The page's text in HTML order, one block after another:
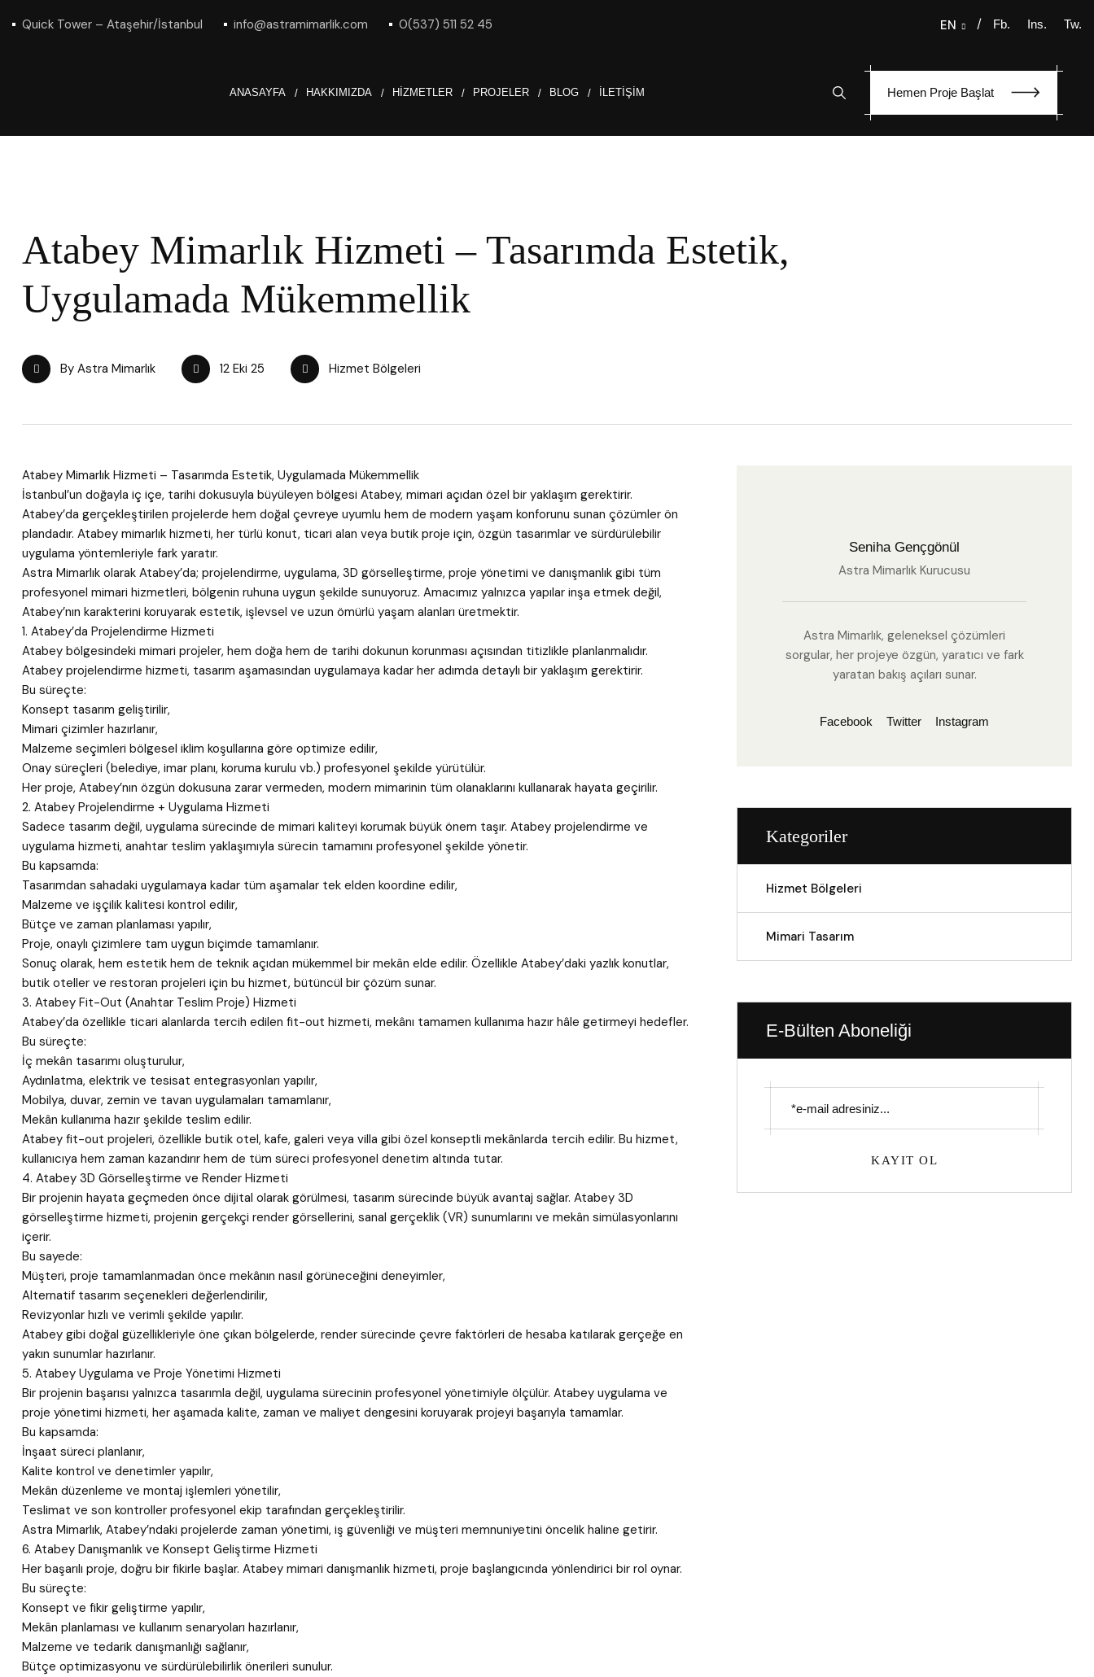
Quick Tower – Ataşehir/İstanbul info@astramimarlik.com 0(537) 511 52 45 EN / Fb. Ins. Tw.
ANASAYFA HAKKIMIZDA HIZMETLER PROJELER BLOG İLETIŞIM Hemen Proje Başlat
Atabey Mimarlık Hizmeti – Tasarımda Estetik,
Uygulamada Mükemmellik
By Astra Mimarlık 12 Eki 25 Hizmet Bölgeleri
Atabey Mimarlık Hizmeti – Tasarımda Estetik, Uygulamada Mükemmellik
İstanbul’un doğayla iç içe, tarihi dokusuyla büyüleyen bölgesi Atabey, mimari açıdan özel bir yaklaşım gerektirir.
Atabey’da gerçekleştirilen projelerde hem doğal çevreye uyumlu hem de modern yaşam konforunu sunan çözümler ön
plandadır. Atabey mimarlık hizmeti, her türlü konut, ticari alan veya butik proje için, özgün tasarımlar ve sürdürülebilir
uygulama yöntemleriyle fark yaratır.
Astra Mimarlık olarak Atabey’da; projelendirme, uygulama, 3D görselleştirme, proje yönetimi ve danışmanlık gibi tüm
profesyonel mimari hizmetleri, bölgenin ruhuna uygun şekilde sunuyoruz. Amacımız yalnızca yapılar inşa etmek değil,
Atabey’nın karakterini koruyarak estetik, işlevsel ve uzun ömürlü yaşam alanları üretmektir.
1. Atabey’da Projelendirme Hizmeti
Atabey bölgesindeki mimari projeler, hem doğa hem de tarihi dokunun korunması açısından titizlikle planlanmalıdır.
Atabey projelendirme hizmeti, tasarım aşamasından uygulamaya kadar her adımda detaylı bir yaklaşım gerektirir.
Bu süreçte:
Konsept tasarım geliştirilir,
Mimari çizimler hazırlanır,
Malzeme seçimleri bölgesel iklim koşullarına göre optimize edilir,
Onay süreçleri (belediye, imar planı, koruma kurulu vb.) profesyonel şekilde yürütülür.
Her proje, Atabey’nın özgün dokusuna zarar vermeden, modern mimarinin tüm olanaklarını kullanarak hayata geçirilir.
2. Atabey Projelendirme + Uygulama Hizmeti
Sadece tasarım değil, uygulama sürecinde de mimari kaliteyi korumak büyük önem taşır. Atabey projelendirme ve
uygulama hizmeti, anahtar teslim yaklaşımıyla sürecin tamamını profesyonel şekilde yönetir.
Bu kapsamda:
Tasarımdan sahadaki uygulamaya kadar tüm aşamalar tek elden koordine edilir,
Malzeme ve işçilik kalitesi kontrol edilir,
Bütçe ve zaman planlaması yapılır,
Proje, onaylı çizimlere tam uygun biçimde tamamlanır.
Sonuç olarak, hem estetik hem de teknik açıdan mükemmel bir mekân elde edilir. Özellikle Atabey’daki yazlık konutlar,
butik oteller ve restoran projeleri için bu hizmet, bütüncül bir çözüm sunar.
3. Atabey Fit-Out (Anahtar Teslim Proje) Hizmeti
Atabey’da özellikle ticari alanlarda tercih edilen fit-out hizmeti, mekânı tamamen kullanıma hazır hâle getirmeyi hedefler.
Bu süreçte:
İç mekân tasarımı oluşturulur,
Aydınlatma, elektrik ve tesisat entegrasyonları yapılır,
Mobilya, duvar, zemin ve tavan uygulamaları tamamlanır,
Mekân kullanıma hazır şekilde teslim edilir.
Atabey fit-out projeleri, özellikle butik otel, kafe, galeri veya villa gibi özel konseptli mekânlarda tercih edilir. Bu hizmet,
kullanıcıya hem zaman kazandırır hem de tüm süreci profesyonel denetim altında tutar.
4. Atabey 3D Görselleştirme ve Render Hizmeti
Bir projenin hayata geçmeden önce dijital olarak görülmesi, tasarım sürecinde büyük avantaj sağlar. Atabey 3D
görselleştirme hizmeti, projenin gerçekçi render görsellerini, sanal gerçeklik (VR) sunumlarını ve mekân simülasyonlarını
içerir.
Bu sayede:
Müşteri, proje tamamlanmadan önce mekânın nasıl görüneceğini deneyimler,
Alternatif tasarım seçenekleri değerlendirilir,
Revizyonlar hızlı ve verimli şekilde yapılır.
Atabey gibi doğal güzellikleriyle öne çıkan bölgelerde, render sürecinde çevre faktörleri de hesaba katılarak gerçeğe en
yakın sunumlar hazırlanır.
5. Atabey Uygulama ve Proje Yönetimi Hizmeti
Bir projenin başarısı yalnızca tasarımla değil, uygulama sürecinin profesyonel yönetimiyle ölçülür. Atabey uygulama ve
proje yönetimi hizmeti, her aşamada kalite, zaman ve maliyet dengesini koruyarak projeyi başarıyla tamamlar.
Bu kapsamda:
İnşaat süreci planlanır,
Kalite kontrol ve denetimler yapılır,
Mekân düzenleme ve montaj işlemleri yönetilir,
Teslimat ve son kontroller profesyonel ekip tarafından gerçekleştirilir.
Astra Mimarlık, Atabey’ndaki projelerde zaman yönetimi, iş güvenliği ve müşteri memnuniyetini öncelik haline getirir.
6. Atabey Danışmanlık ve Konsept Geliştirme Hizmeti
Her başarılı proje, doğru bir fikirle başlar. Atabey mimari danışmanlık hizmeti, proje başlangıcında yönlendirici bir rol oynar.
Bu süreçte:
Konsept ve fikir geliştirme yapılır,
Mekân planlaması ve kullanım senaryoları hazırlanır,
Malzeme ve tedarik danışmanlığı sağlanır,
Bütçe optimizasyonu ve sürdürülebilirlik önerileri sunulur.
Seniha Gençgönül
Astra Mimarlık Kurucusu
Astra Mimarlık, geleneksel çözümleri
sorgular, her projeye özgün, yaratıcı ve fark
yaratan bakış açıları sunar.
Facebook Twitter Instagram
Kategoriler
Hizmet Bölgeleri
Mimari Tasarım
E-Bülten Aboneliği
KAYIT OL